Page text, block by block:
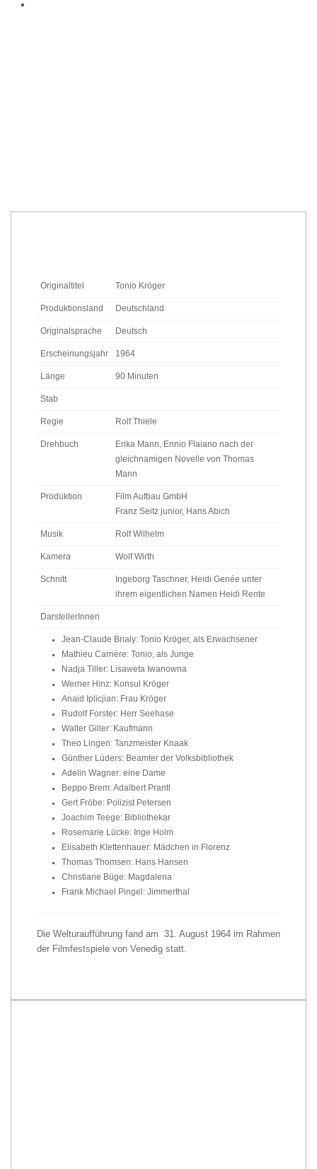
Originaltitel Tonio Kröger
Produktionsland Deutschland
Originalsprache Deutsch
Erscheinungsjahr 1964
Länge 90 Minuten
Stab
Regie Rolf Thiele
Drehbuch Erika Mann, Ennio Flaiano nach der
gleichnamigen Novelle von Thomas
Mann
Produktion
Film Aufbau GmbH
Franz Seitz junior, Hans Abich
Musik Rolf Wilhelm
Kamera Wolf Wirth
Schnitt Ingeborg Taschner, Heidi Genée unter
ihrem eigentlichen Namen Heidi Rente
DarstellerInnen
Jean-Claude Brialy: Tonio Kröger, als Erwachsener
Mathieu Carrière: Tonio, als Junge
Nadja Tiller: Lisaweta Iwanowna
Werner Hinz: Konsul Kröger
Anaid Iplicjian: Frau Kröger
Rudolf Forster: Herr Seehase
Walter Giller: Kaufmann
Theo Lingen: Tanzmeister Knaak
Günther Lüders: Beamter der Volksbibliothek
Adelin Wagner: eine Dame
Beppo Brem: Adalbert Prantl
Gert Fröbe: Polizist Petersen
Joachim Teege: Bibliothekar
Rosemarie Lücke: Inge Holm
Elisabeth Klettenhauer: Mädchen in Florenz
Thomas Thomsen: Hans Hansen
Christiane Büge: Magdalena
Frank Michael Pingel: Jimmerthal
Die Welturaufführung fand am 31. August 1964 im Rahmen
der Filmfestspiele von Venedig statt.